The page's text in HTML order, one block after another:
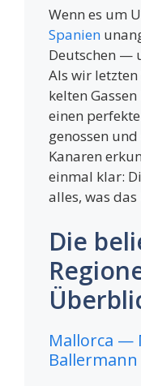
Wenn es um
Spa­ni­en
Deut­schen —
Als wir
kel­ten
einen
genos­sen
Kana­ren
ein­mal klar:
alles, was
Die
Mallorca —
Ballermann